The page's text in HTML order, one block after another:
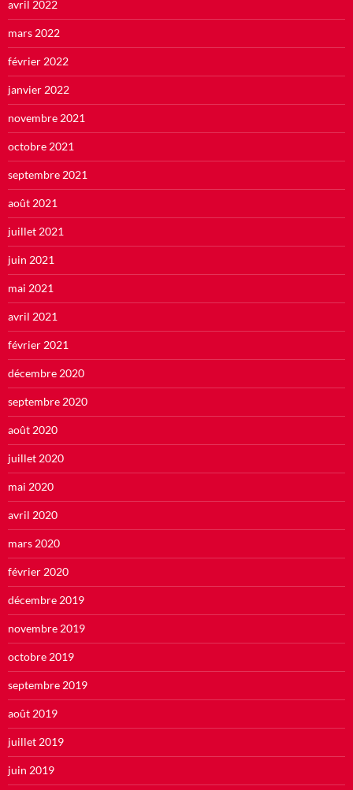
avril 2022
mars 2022
février 2022
janvier 2022
novembre 2021
octobre 2021
septembre 2021
août 2021
juillet 2021
juin 2021
mai 2021
avril 2021
février 2021
décembre 2020
septembre 2020
août 2020
juillet 2020
mai 2020
avril 2020
mars 2020
février 2020
décembre 2019
novembre 2019
octobre 2019
septembre 2019
août 2019
juillet 2019
juin 2019